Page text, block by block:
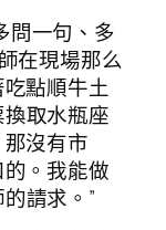
問一句、多
師在現場那么
點順牛土
取水瓶座
沒有市
。我能做
請求。”